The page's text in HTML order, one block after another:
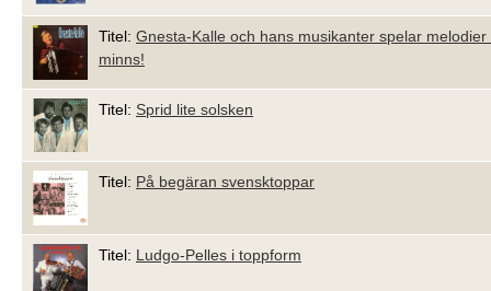
Titel: Gnesta-Kalle och hans musikanter spelar melodier
minns!
Titel: Sprid lite solsken
Titel: På begäran svensktoppar
Titel: Ludgo-Pelles i toppform